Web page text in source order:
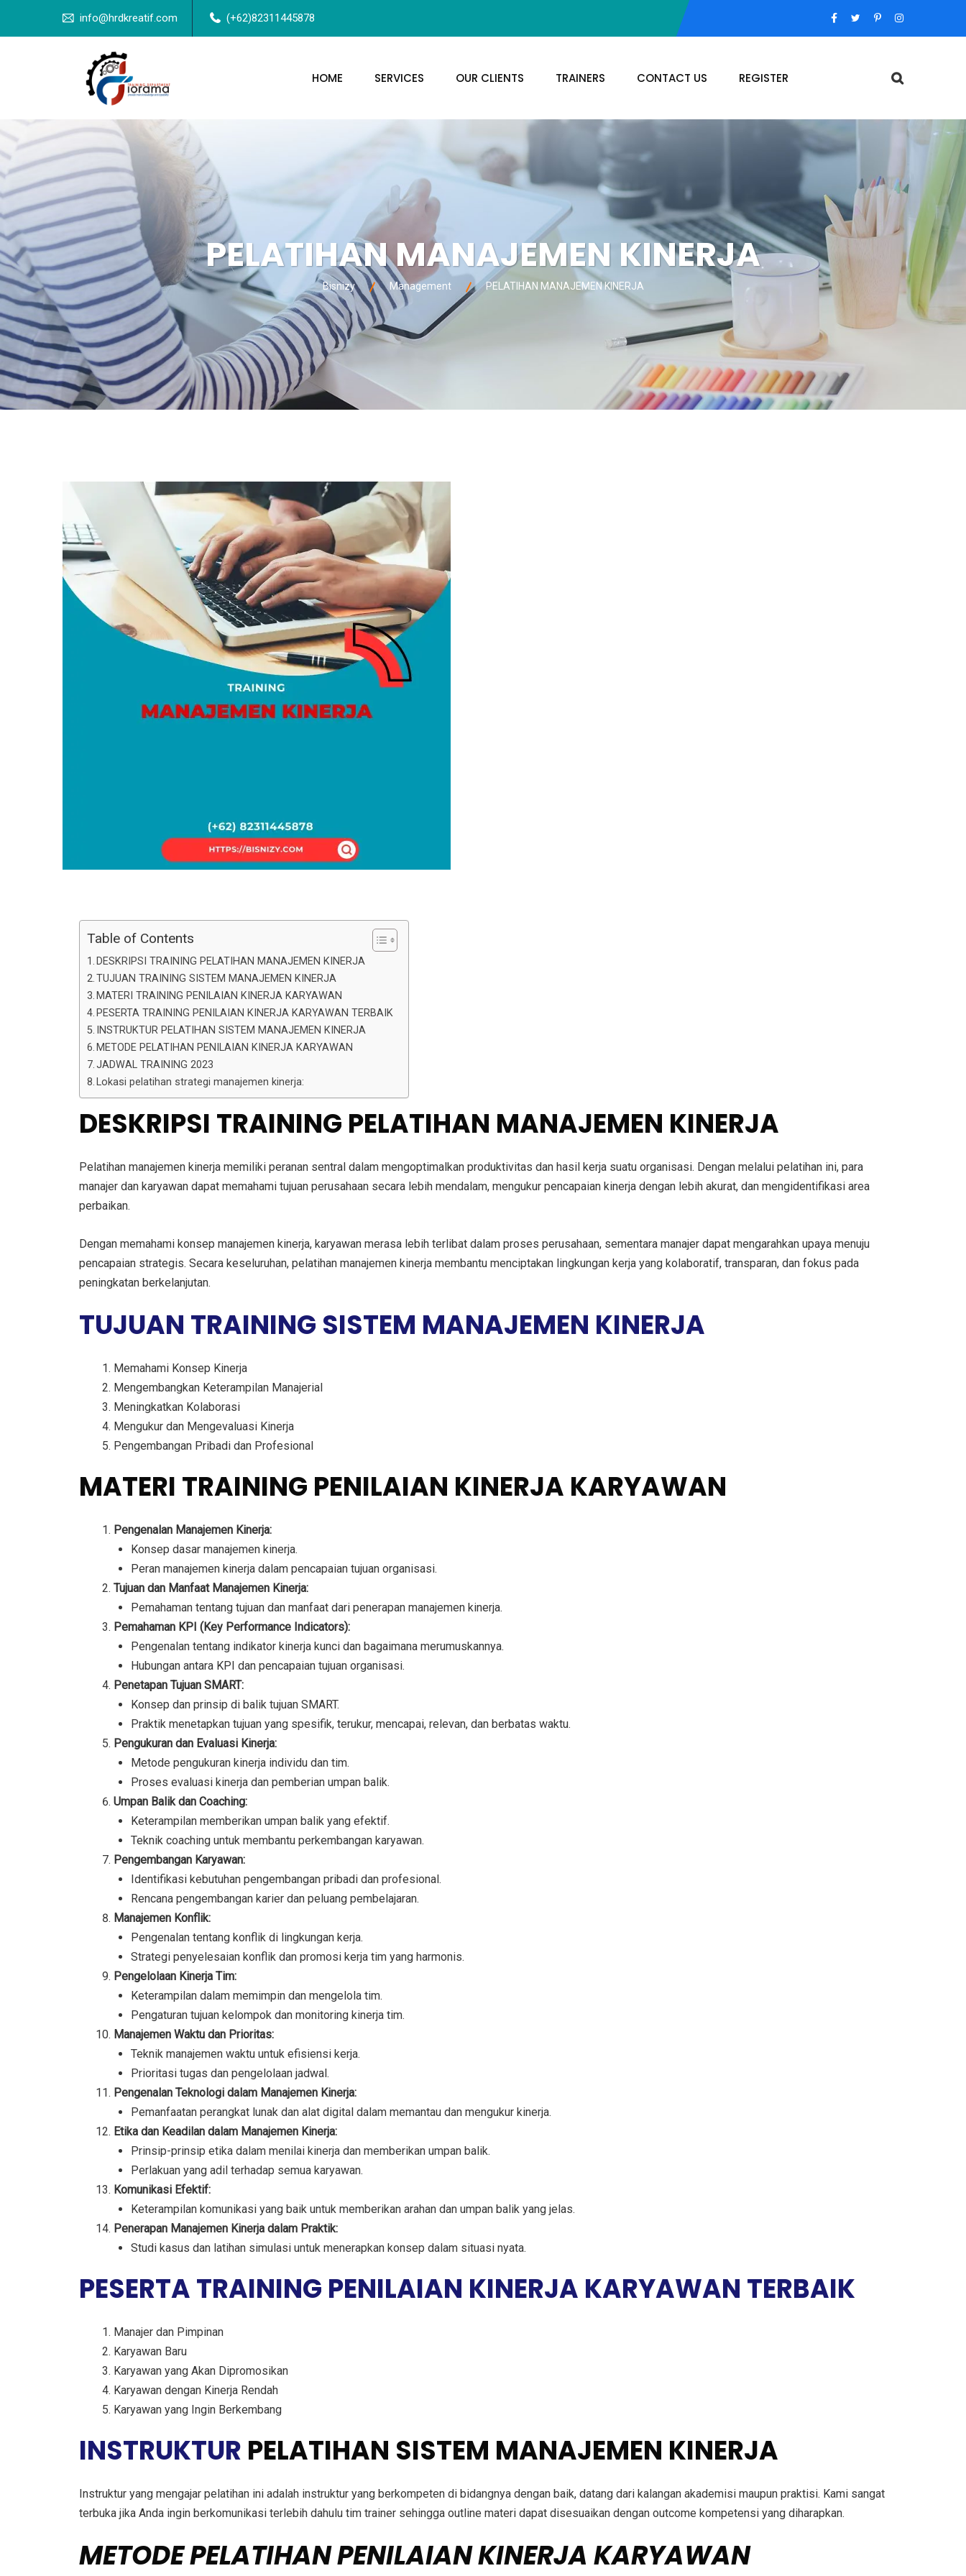
info@hrdkreatif.com (+62)82311445878
HOME SERVICES OUR CLIENTS TRAINERS CONTACT US REGISTER
PELATIHAN MANAJEMEN KINERJA
Bisnizy Management PELATIHAN MANAJEMEN KINERJA
Table of Contents
DESKRIPSI TRAINING PELATIHAN MANAJEMEN KINERJA
TUJUAN TRAINING SISTEM MANAJEMEN KINERJA
MATERI TRAINING PENILAIAN KINERJA KARYAWAN
PESERTA TRAINING PENILAIAN KINERJA KARYAWAN TERBAIK
INSTRUKTUR PELATIHAN SISTEM MANAJEMEN KINERJA
METODE PELATIHAN PENILAIAN KINERJA KARYAWAN
JADWAL TRAINING 2023
Lokasi pelatihan strategi manajemen kinerja:
DESKRIPSI TRAINING PELATIHAN MANAJEMEN KINERJA
Pelatihan manajemen kinerja memiliki peranan sentral dalam mengoptimalkan produktivitas dan hasil kerja suatu organisasi. Dengan melalui pelatihan ini, para
manajer dan karyawan dapat memahami tujuan perusahaan secara lebih mendalam, mengukur pencapaian kinerja dengan lebih akurat, dan mengidentifikasi area
perbaikan.
Dengan memahami konsep manajemen kinerja, karyawan merasa lebih terlibat dalam proses perusahaan, sementara manajer dapat mengarahkan upaya menuju
pencapaian strategis. Secara keseluruhan, pelatihan manajemen kinerja membantu menciptakan lingkungan kerja yang kolaboratif, transparan, dan fokus pada
peningkatan berkelanjutan.
TUJUAN TRAINING SISTEM MANAJEMEN KINERJA
Memahami Konsep Kinerja
Mengembangkan Keterampilan Manajerial
Meningkatkan Kolaborasi
Mengukur dan Mengevaluasi Kinerja
Pengembangan Pribadi dan Profesional
MATERI TRAINING PENILAIAN KINERJA KARYAWAN
Pengenalan Manajemen Kinerja:
Konsep dasar manajemen kinerja.
Peran manajemen kinerja dalam pencapaian tujuan organisasi.
Tujuan dan Manfaat Manajemen Kinerja:
Pemahaman tentang tujuan dan manfaat dari penerapan manajemen kinerja.
Pemahaman KPI (Key Performance Indicators):
Pengenalan tentang indikator kinerja kunci dan bagaimana merumuskannya.
Hubungan antara KPI dan pencapaian tujuan organisasi.
Penetapan Tujuan SMART:
Konsep dan prinsip di balik tujuan SMART.
Praktik menetapkan tujuan yang spesifik, terukur, mencapai, relevan, dan berbatas waktu.
Pengukuran dan Evaluasi Kinerja:
Metode pengukuran kinerja individu dan tim.
Proses evaluasi kinerja dan pemberian umpan balik.
Umpan Balik dan Coaching:
Keterampilan memberikan umpan balik yang efektif.
Teknik coaching untuk membantu perkembangan karyawan.
Pengembangan Karyawan:
Identifikasi kebutuhan pengembangan pribadi dan profesional.
Rencana pengembangan karier dan peluang pembelajaran.
Manajemen Konflik:
Pengenalan tentang konflik di lingkungan kerja.
Strategi penyelesaian konflik dan promosi kerja tim yang harmonis.
Pengelolaan Kinerja Tim:
Keterampilan dalam memimpin dan mengelola tim.
Pengaturan tujuan kelompok dan monitoring kinerja tim.
Manajemen Waktu dan Prioritas:
Teknik manajemen waktu untuk efisiensi kerja.
Prioritasi tugas dan pengelolaan jadwal.
Pengenalan Teknologi dalam Manajemen Kinerja:
Pemanfaatan perangkat lunak dan alat digital dalam memantau dan mengukur kinerja.
Etika dan Keadilan dalam Manajemen Kinerja:
Prinsip-prinsip etika dalam menilai kinerja dan memberikan umpan balik.
Perlakuan yang adil terhadap semua karyawan.
Komunikasi Efektif:
Keterampilan komunikasi yang baik untuk memberikan arahan dan umpan balik yang jelas.
Penerapan Manajemen Kinerja dalam Praktik:
Studi kasus dan latihan simulasi untuk menerapkan konsep dalam situasi nyata.
PESERTA TRAINING PENILAIAN KINERJA KARYAWAN TERBAIK
Manajer dan Pimpinan
Karyawan Baru
Karyawan yang Akan Dipromosikan
Karyawan dengan Kinerja Rendah
Karyawan yang Ingin Berkembang
INSTRUKTUR PELATIHAN SISTEM MANAJEMEN KINERJA
Instruktur yang mengajar pelatihan ini adalah instruktur yang berkompeten di bidangnya dengan baik, datang dari kalangan akademisi maupun praktisi. Kami sangat
terbuka jika Anda ingin berkomunikasi terlebih dahulu tim trainer sehingga outline materi dapat disesuaikan dengan outcome kompetensi yang diharapkan.
METODE PELATIHAN PENILAIAN KINERJA KARYAWAN